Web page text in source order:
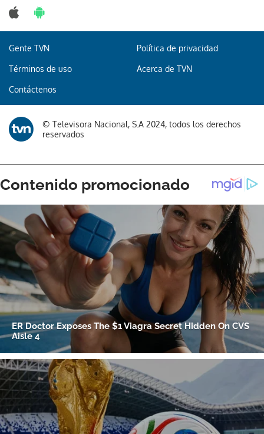
Gracias por suscribirte a nuestro boletín.
ACEPTAR
Gente TVN Política de privacidad
Términos de uso Acerca de TVN
Contáctenos
© Televisora Nacional, S.A 2024, todos los derechos
reservados